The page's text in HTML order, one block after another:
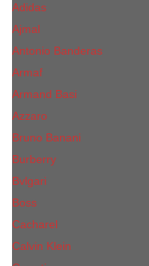
Adidas
Ajmal
Antonio Banderas
Armaf
Armand Basi
Azzaro
Bruno Banani
Burberry
Bvlgari
Boss
Cacharel
Calvin Klein